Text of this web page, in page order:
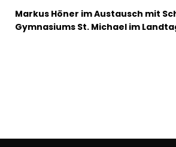
Markus Höner im Austausch mit
Gymnasiums St. Michael im